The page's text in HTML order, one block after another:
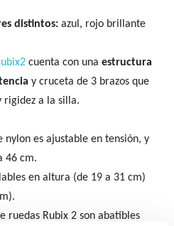
distintos: azul, rojo brillante
cuenta con una estructura
y cruceta de 3 brazos que
rigidez a la silla.
nylon es ajustable en tensión, y
46 cm.
en altura (de 19 a 31 cm)
ruedas Rubix 2 son abatibles